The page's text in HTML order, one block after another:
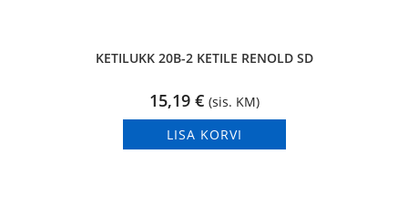
KETILUKK 20B-2 KETILE RENOLD SD
15,19 € (sis. KM)
LISA KORVI